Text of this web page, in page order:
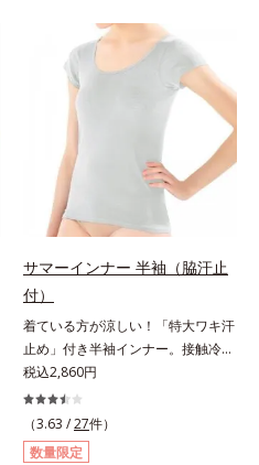
ズ」。ウエストメイクショーツは、
360°フィットして、自然なくびれ
を簡単にメイクします。ウエスト部
は吸いつくようにフィット。フロン
ト＆マチの肌側は、綿100％素材で
ここちよく快適です。
サマーインナー 半袖（脇汗止
付）
着ている方が涼しい！「特大ワキ汗
止め」付き半袖インナー。接触冷感
半袖インナーこれ1枚着ている方
が、断然涼しくなる！「接触冷感×
速乾」インナーです。半袖は特大サ
イズのワキ汗止め付きで、汗かきさ
税込2,860円
（3.63 /27件）
数量限定